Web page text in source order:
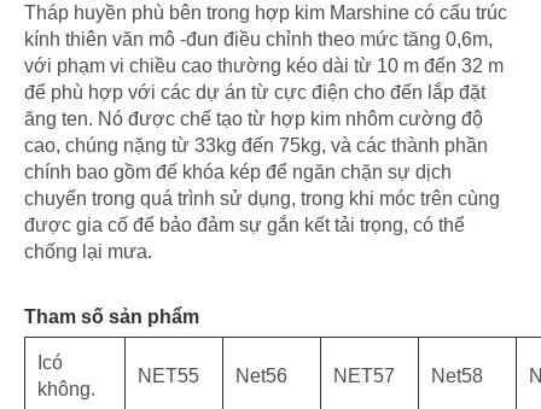
Tháp huyền phù bên trong hợp kim Marshine có cấu trúc
kính thiên văn mô -đun điều chỉnh theo mức tăng 0,6m,
với phạm vi chiều cao thường kéo dài từ 10 m đến 32 m
để phù hợp với các dự án từ cực điện cho đến lắp đặt
ăng ten. Nó được chế tạo từ hợp kim nhôm cường độ
cao, chúng nặng từ 33kg đến 75kg, và các thành phần
chính bao gồm đế khóa kép để ngăn chặn sự dịch
chuyển trong quá trình sử dụng, trong khi móc trên cùng
được gia cố để bảo đảm sự gắn kết tải trọng, có thể
chống lại mưa.
Tham số sản phẩm
có
không.
NET55 Net56 NET57 Net58